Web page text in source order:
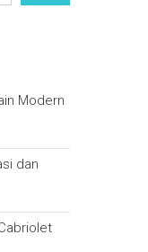
Modern
dan